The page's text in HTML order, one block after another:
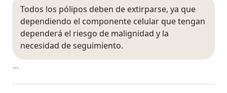
Todos los pólipos deben de extirparse, ya que
dependiendo el componente celular que tengan
dependerá el riesgo de malignidad y la
necesidad de seguimiento.